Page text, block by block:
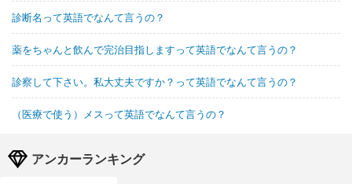
診断名って英語でなんて言うの？
薬をちゃんと飲んで完治目指しますって英語でなんて言うの？
診察して下さい。私大丈夫ですか？って英語でなんて言うの？
（医療で使う）メスって英語でなんて言うの？
アンカーランキング